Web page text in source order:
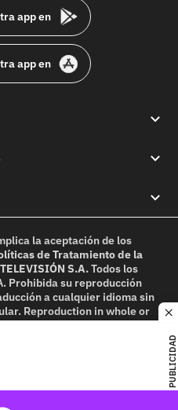
PUBLICIDAD
app en
app en
la aceptación de los
de Tratamiento de la
S.A.Todos los
Prohibida su reproducción
a cualquier idioma sin
Reproduction in whole or
written permission is